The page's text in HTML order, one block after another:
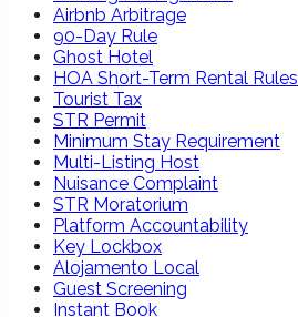
Airbnb Arbitrage
90-Day Rule
Ghost Hotel
HOA Short-Term Rental Rules
Tourist Tax
STR Permit
Minimum Stay Requirement
Multi-Listing Host
Nuisance Complaint
STR Moratorium
Platform Accountability
Key Lockbox
Alojamento Local
Guest Screening
Instant Book